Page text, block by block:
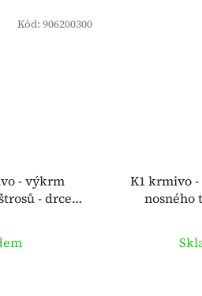
- výkrm
- drcené
Kód: 906200300
K1 krmivo
nosného